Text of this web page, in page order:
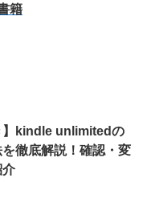
籍
】kindle unlimitedの
徹底解説！確認・変